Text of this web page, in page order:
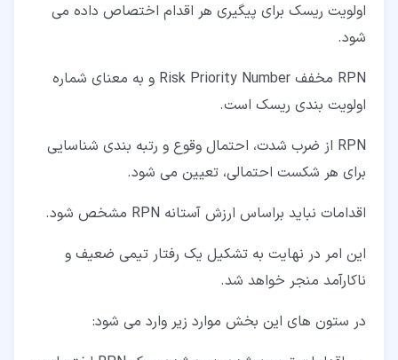
اولویت ریسک برای پیگیری هر اقدام اختصاص داده می
شود.
RPN مخفف Risk Priority Number و به معنای شماره
اولویت بندی ریسک است.
RPN از ضرب شدت، احتمال وقوع و رتبه بندی شناسایی
برای هر شکست احتمالی، تعیین می شود.
اقدامات نباید براساس ارزش آستانه RPN مشخص شود.
این امر در نهایت به تشکیل یک رفتار تیمی ضعیف و
ناکارآمد منجر خواهد شد.
در ستون های این بخش موارد زیر وارد می شود: